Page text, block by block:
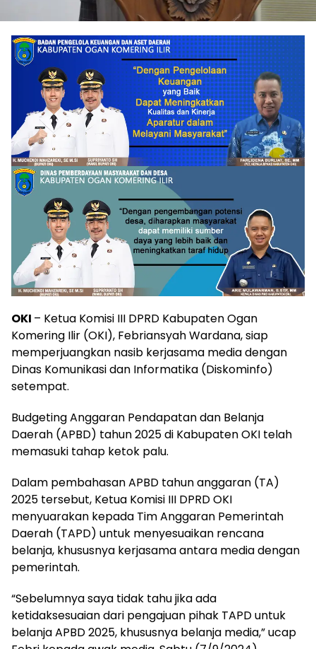
OKI – Ketua Komisi III DPRD Kabupaten Ogan
Komering Ilir (OKI), Febriansyah Wardana, siap
memperjuangkan nasib kerjasama media dengan
Dinas Komunikasi dan Informatika (Diskominfo)
setempat.
Budgeting Anggaran Pendapatan dan Belanja
Daerah (APBD) tahun 2025 di Kabupaten OKI telah
memasuki tahap ketok palu.
Dalam pembahasan APBD tahun anggaran (TA)
2025 tersebut, Ketua Komisi III DPRD OKI
menyuarakan kepada Tim Anggaran Pemerintah
Daerah (TAPD) untuk menyesuaikan rencana
belanja, khususnya kerjasama antara media dengan
pemerintah.
“Sebelumnya saya tidak tahu jika ada
ketidaksesuaian dari pengajuan pihak TAPD untuk
belanja APBD 2025, khususnya belanja media,” ucap